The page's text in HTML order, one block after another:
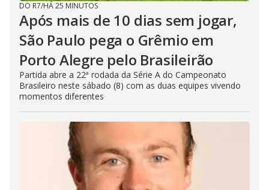
DO R7/HÁ 25 MINUTOS
Após mais de 10 dias sem jogar,
São Paulo pega o Grêmio em
Porto Alegre pelo Brasileirão
Partida abre a 22ª rodada da Série A do Campeonato
Brasileiro neste sábado (8) com as duas equipes vivendo
momentos diferentes